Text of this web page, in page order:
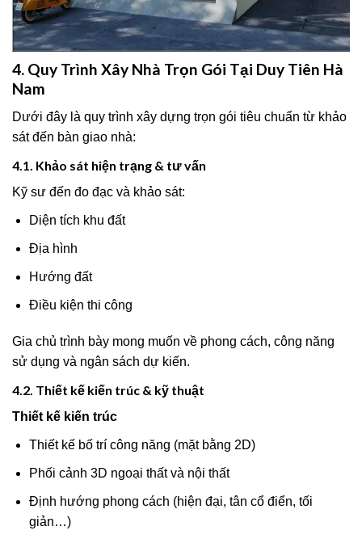
4. Quy Trình Xây Nhà Trọn Gói Tại Duy Tiên Hà
Nam
Dưới đây là quy trình xây dựng trọn gói tiêu chuẩn từ khảo
sát đến bàn giao nhà:
4.1. Khảo sát hiện trạng & tư vấn
Kỹ sư đến đo đạc và khảo sát:
Diện tích khu đất
Địa hình
Hướng đất
Điều kiện thi công
Gia chủ trình bày mong muốn về phong cách, công năng
sử dụng và ngân sách dự kiến.
4.2. Thiết kế kiến trúc & kỹ thuật
Thiết kế kiến trúc
Thiết kế bố trí công năng (mặt bằng 2D)
Phối cảnh 3D ngoại thất và nội thất
Định hướng phong cách (hiện đại, tân cổ điển, tối
giản…)